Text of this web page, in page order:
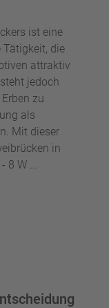
ist eine
Tätigkeit, die
attraktiv
jedoch
zu
als
Mit dieser
in
8 W ...